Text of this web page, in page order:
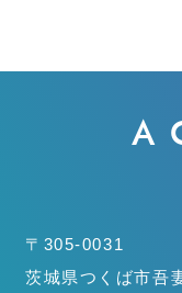
〒305-0031
茨城県つくば市吾